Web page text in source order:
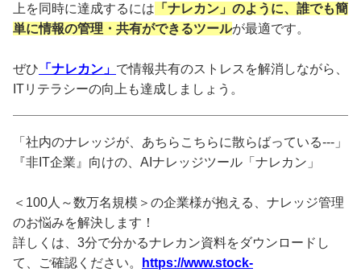
上を同時に達成するには 「ナレカン」のように、誰でも簡
単に情報の管理・共有ができるツールが最適です。
ぜひ 「ナレカン」 で情報共有のストレスを解消しながら、
ITリテラシーの向上も達成しましょう。
「社内のナレッジが、あちらこちらに散らばっている---」
『非IT企業』向けの、AIナレッジツール「ナレカン」
＜100人～数万名規模＞の企業様が抱える、ナレッジ管理
のお悩みを解決します！
詳しくは、3分で分かるナレカン資料をダウンロードし
て、ご確認ください。
https://www.stock-